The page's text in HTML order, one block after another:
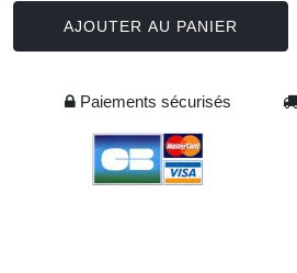
AJOUTER AU PANIER
Paiements sécurisés